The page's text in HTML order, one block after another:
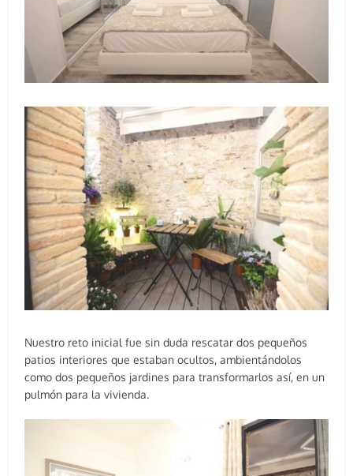
Nuestro reto inicial fue sin duda rescatar dos pequeños
patios interiores que estaban ocultos, ambientándolos
como dos pequeños jardines para transformarlos así, en un
pulmón para la vivienda.